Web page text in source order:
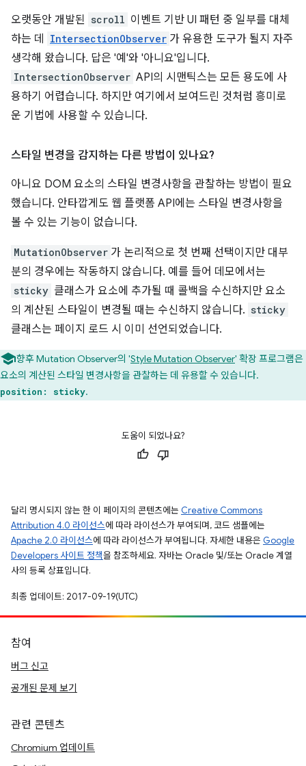
오랫동안 개발된 scroll 이벤트 기반 UI 패턴 중 일부를 대체
하는 데
IntersectionObserver 가 유용한 도구가 될지 자주
생각해 왔습니다. 답은 '예'와 '아니요'입니다.
IntersectionObserver API의 시맨틱스는 모든 용도에 사
용하기 어렵습니다. 하지만 여기에서 보여드린 것처럼 흥미로
운 기법에 사용할 수 있습니다.
스타일 변경을 감지하는 다른 방법이 있나요?
아니요 DOM 요소의 스타일 변경사항을 관찰하는 방법이 필요
했습니다. 안타깝게도 웹 플랫폼 API에는 스타일 변경사항을
볼 수 있는 기능이 없습니다.
MutationObserver 가 논리적으로 첫 번째 선택이지만 대부
분의 경우에는 작동하지 않습니다. 예를 들어 데모에서는
sticky 클래스가 요소에 추가될 때 콜백을 수신하지만 요소
의 계산된 스타일이 변경될 때는 수신하지 않습니다. sticky
클래스는 페이지 로드 시 이미 선언되었습니다.
향후 Mutation Observer의 'Style Mutation Observer' 확장 프로그램은
요소의 계산된 스타일 변경사항을 관찰하는 데 유용할 수 있습니다.
position: sticky.
도움이 되었나요?
달리 명시되지 않는 한 이 페이지의 콘텐츠에는 Creative Commons
Attribution 4.0 라이선스에 따라 라이선스가 부여되며, 코드 샘플에는
Apache 2.0 라이선스에 따라 라이선스가 부여됩니다. 자세한 내용은 Google
Developers 사이트 정책을 참조하세요. 자바는 Oracle 및/또는 Oracle 계열
사의 등록 상표입니다.
최종 업데이트: 2017-09-19(UTC)
참여
버그 신고
공개된 문제 보기
관련 콘텐츠
Chromium 업데이트